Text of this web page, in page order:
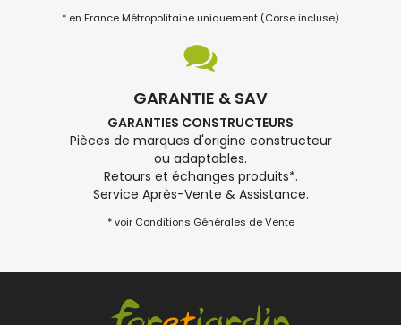
* en France Métropolitaine uniquement (Corse incluse)
GARANTIE & SAV
GARANTIES CONSTRUCTEURS
Pièces de marques d'origine constructeur
ou adaptables.
Retours et échanges produits*.
Service Après-Vente & Assistance.
* voir Conditions Générales de Vente